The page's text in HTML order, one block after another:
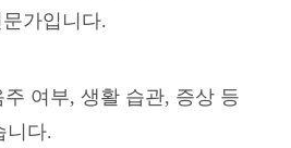
가입니다.
주 여부, 생활 습관, 증상 등
니다.